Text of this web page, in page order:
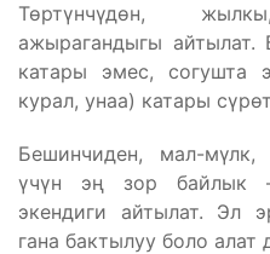
Төртүнчүдөн,
ажырагандыгы
катары эмес, согушта
курал, унаа) катары
Бешинчиден, мал-
үчүн эң зор байлык
экендиги айтылат. Эл
гана бактылуу боло алат